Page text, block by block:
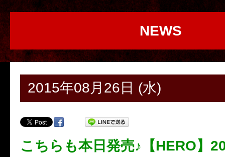
NEWS
2015年08月26日 (水)
こちらも本日発売♪【HERO】